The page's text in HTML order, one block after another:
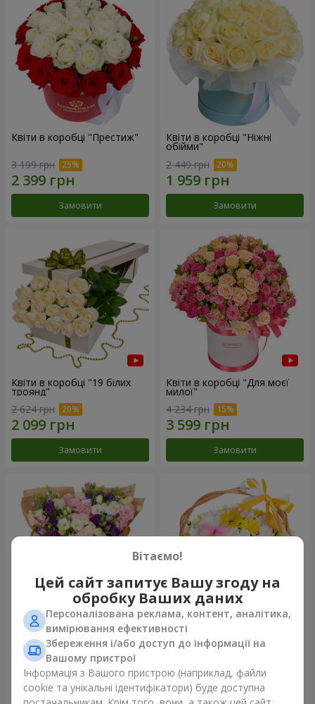
Квіти в коробці "Престиж"
3 199 грн
Замовити
Квіти в коробці "Ніжні
обійми"
2 449 грн
Замовити
Квіти в коробці "19 білих
троянд"
2 624 грн
Замовити
Квіти в коробці "Для моєї
милої"
4 234 грн
Замовити
15 різнокольорових еустом
3 332 грн
Замовити
Кошик "Сонечко"
Замовити
Вітаємо!
Цей сайт запитує Вашу згоду на
обробку Ваших даних
Персоналізована реклама, контент, аналітика,
вимірювання ефективності
Збереження і/або доступ до інформації на
Вашому пристрої
Інформація з Вашого пристрою (наприклад, файли
cookie та унікальні ідентифікатори) буде доступна